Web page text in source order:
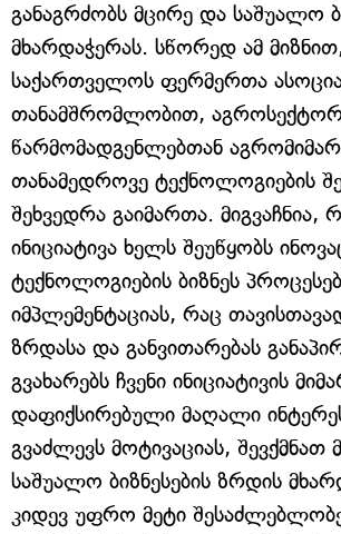
განაგრძობს მცირე და საშუალო
მხარდაჭერას. სწორედ ამ
საქართველოს ფერმერთა
თანამშრომლობით,
წარმომადგენლებთან
თანამედროვე ტექნოლოგიების
შეხვედრა გაიმართა. მიგვაჩნია,
ინიციატივა ხელს შეუწყობს
ტექნოლოგიების ბიზნეს
იმპლემენტაციას, რაც
ზრდასა და განვითარებას
გვახარებს ჩვენი ინიციატივის
დაფიქსირებული მაღალი
გვაძლევს მოტივაციას, შევქმნათ
საშუალო ბიზნესების ზრდის
კიდევ უფრო მეტი